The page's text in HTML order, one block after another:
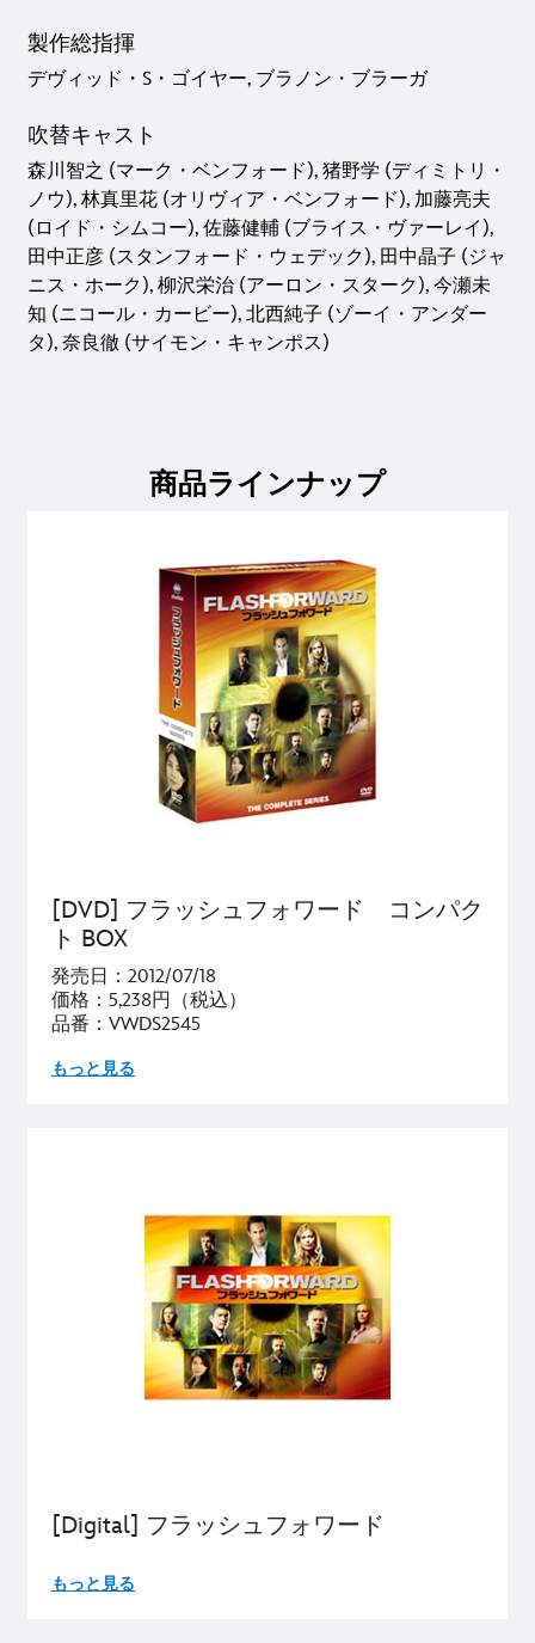
製作総指揮
デヴィッド・S・ゴイヤー, ブラノン・ブラーガ
吹替キャスト
森川智之 (マーク・ベンフォード), 猪野学 (ディミトリ・
ノウ), 林真里花 (オリヴィア・ベンフォード), 加藤亮夫
(ロイド・シムコー), 佐藤健輔 (ブライス・ヴァーレイ),
田中正彦 (スタンフォード・ウェデック), 田中晶子 (ジャ
ニス・ホーク), 柳沢栄治 (アーロン・スターク), 今瀬未
知 (ニコール・カービー), 北西純子 (ゾーイ・アンダー
タ), 奈良徹 (サイモン・キャンポス)
商品ラインナップ
[DVD] フラッシュフォワード コンパク
ト BOX
発売日：2012/07/18
価格：5,238円（税込）
品番：VWDS2545
もっと見る
[Digital] フラッシュフォワード
もっと見る